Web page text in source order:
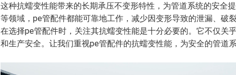
这种抗蠕变性能带来的长期承压不变形特性，为管道系统的安全
等领域，pe管配件都能可靠地工作，减少因变形导致的泄漏、破裂
在选择pe管配件时，关注其抗蠕变性能是十分必要的。它不仅关
和生产安全。让我们重视pe管配件的抗蠕变性能，为安全的管道